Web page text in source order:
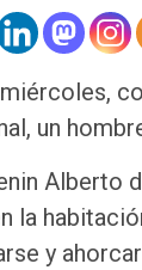
un
Alberto
la
y